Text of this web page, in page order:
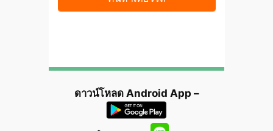
ดาวน์โหลด Android App –